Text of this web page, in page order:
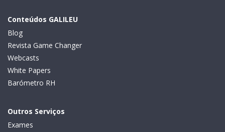
Conteúdos GALILEU
Blog
Revista Game Changer
Webcasts
White Papers
Barómetro RH
Outros Serviços
Exames